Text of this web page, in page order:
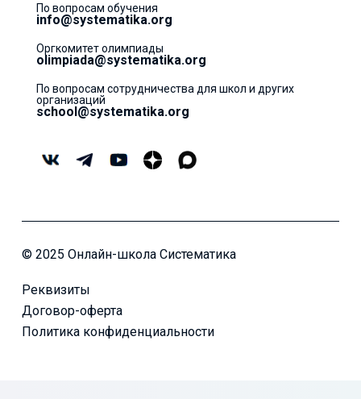
По вопросам обучения
info@systematika.org
Оргкомитет олимпиады
olimpiada@systematika.org
По вопросам сотрудничества для школ и других
организаций
school@systematika.org
© 2025 Онлайн-школа Систематика
Реквизиты
Договор-оферта
Политика конфиденциальности